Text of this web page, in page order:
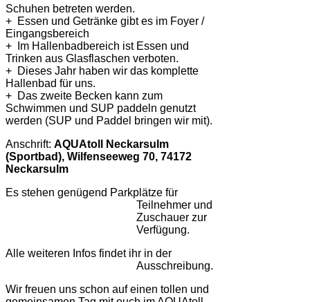
Schuhen betreten werden.
+ Essen und Getränke gibt es im Foyer /
Eingangsbereich
+ Im Hallenbadbereich ist Essen und
Trinken aus Glasflaschen verboten.
+ Dieses Jahr haben wir das komplette
Hallenbad für uns.
+ Das zweite Becken kann zum
Schwimmen und SUP paddeln genutzt
werden (SUP und Paddel bringen wir mit).
Anschrift: AQUAtoll Neckarsulm
(Sportbad), Wilfenseeweg 70, 74172
Neckarsulm
Es stehen genügend Parkplätze für
Teilnehmer und
Zuschauer zur
Verfügung.
Alle weiteren Infos findet ihr in der
Ausschreibung.
Wir freuen uns schon auf einen tollen und